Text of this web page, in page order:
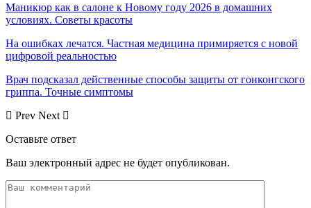
Маникюр как в салоне к Новому году 2026 в домашних
условиях. Советы красоты
На ошибках лечатся. Частная медицина примиряется с новой
цифровой реальностью
Врач подсказал действенные способы защиты от гонконгского
гриппа. Точные симптомы
Prev Next
Оставьте ответ
Ваш электронный адрес не будет опубликован.